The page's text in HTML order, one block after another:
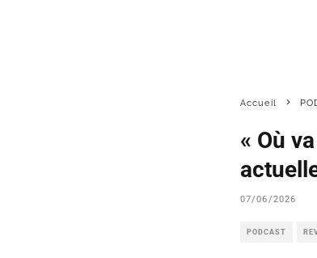
Accueil
« Où
07/06/2026
PODCAST